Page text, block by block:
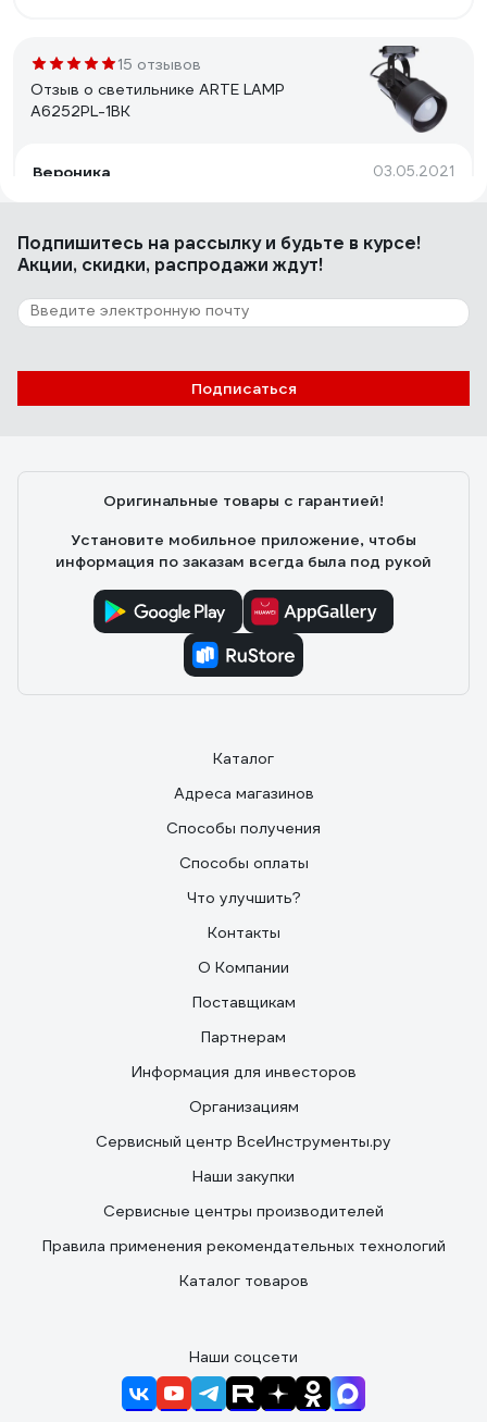
15 отзывов
Отзыв о светильнике ARTE LAMP
A6252PL-1BK
Вероника 03.05.2021
Отличные треки за свою цену. Лампочки использовали
достаточно на рабочую зону готовки
103 отзыва
50W, 230V, черный 41598
Подпишитесь на рассылкуи будьте в курсе!
Акции, скидки, распродажи ждут!
Подписаться
Оригинальные товары с гарантией!
Установите мобильное приложение, чтобы
информация по заказам всегда была под рукой
Каталог
Адреса магазинов
Способы получения
Способы оплаты
Что улучшить?
Контакты
О Компании
Поставщикам
Партнерам
Информация для инвесторов
Организациям
Сервисный центр ВсеИнструменты.ру
Наши закупки
Сервисные центры производителей
Правила применения рекомендательных технологий
Каталог товаров
Наши соцсети